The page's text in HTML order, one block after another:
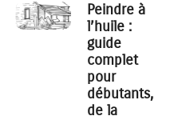
Peindre à
l’huile :
guide
complet
pour
débutants,
de la